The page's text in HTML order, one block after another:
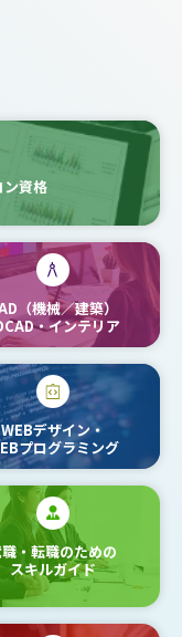
資格
（機械／建築）
・インテリア
WEBデザイン・
プログラミング
・転職のための
スキルガイド